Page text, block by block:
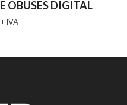
OBUSES DIGITAL
+ IVA